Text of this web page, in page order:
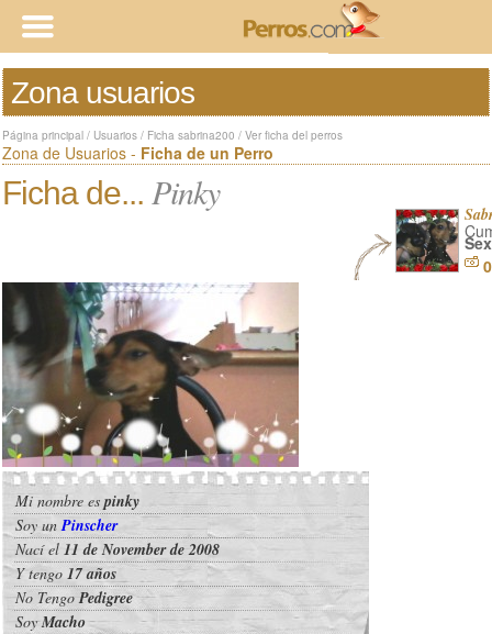
Zona usuarios
Página principal / Usuarios / Ficha sabrina200 / Ver ficha del perros
Zona de Usuarios - Ficha de un Perro
Ficha de... Pinky
Mi nombre espinky
Soy unPinscher
Nací el 11 de November de 2008
Y tengo 17 años
No TengoPedigree
SoyMacho